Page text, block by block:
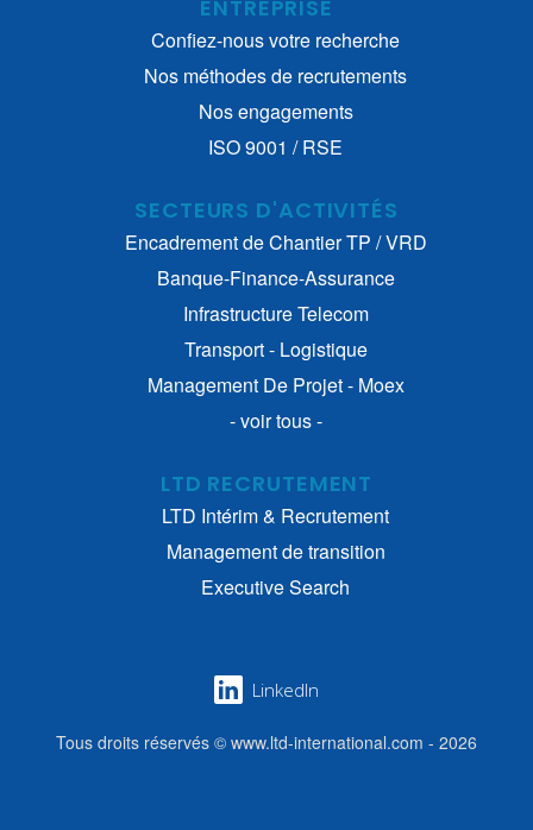
ENTREPRISE
Confiez-nous votre recherche
Nos méthodes de recrutements
Nos engagements
ISO 9001 / RSE
SECTEURS D'ACTIVITÉS
Encadrement de Chantier TP / VRD
Banque-Finance-Assurance
Infrastructure Telecom
Transport - Logistique
Management De Projet - Moex
- voir tous -
LTD RECRUTEMENT
LTD Intérim & Recrutement
Management de transition
Executive Search
LinkedIn
Tous droits réservés © www.ltd-international.com - 2026